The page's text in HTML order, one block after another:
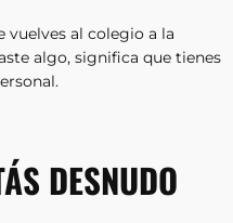
vuelves al colegio a la
algo, significa que tienes
DESNUDO